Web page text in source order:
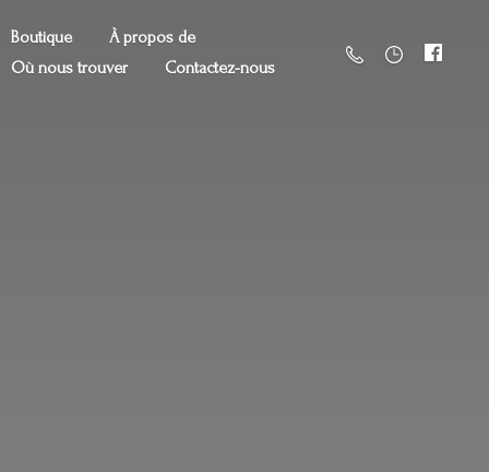
Boutique
À propos de
Où nous trouver
Contactez-nous